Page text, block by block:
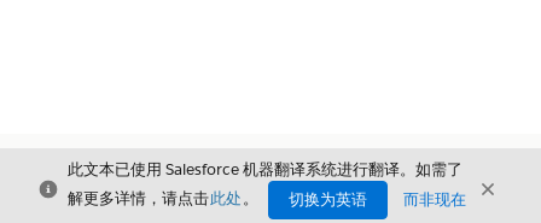
关闭
此文本已使用 Salesforce 机器翻译系统进行翻译。如需了
解更多详情，请点击此处。 切换为英语 而非现在 关闭